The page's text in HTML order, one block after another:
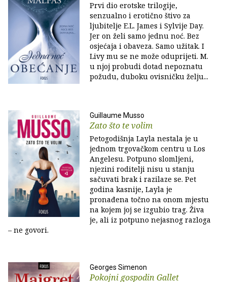
Prvi dio erotske trilogije,
senzualno i erotično štivo za
ljubitelje E.L. James i Sylvije Day.
Jer on želi samo jednu noć. Bez
osjećaja i obaveza. Samo užitak. I
Livy mu se ne može oduprijeti. M.
u njoj probudi dotad nepoznatu
požudu, duboku ovisničku želju...
Guillaume Musso
Zato što te volim
Petogodišnja Layla nestala je u
jednom trgovačkom centru u Los
Angelesu. Potpuno slomljeni,
njezini roditelji nisu u stanju
sačuvati brak i razilaze se. Pet
godina kasnije, Layla je
pronađena točno na onom mjestu
na kojem joj se izgubio trag. Živa
je, ali iz potpuno nejasnog razloga
– ne govori.
Georges Simenon
Pokojni gospodin Gallet